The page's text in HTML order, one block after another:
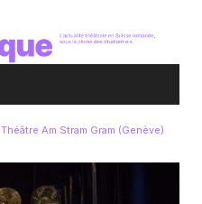
Théâtre Am Stram Gram (Genève)